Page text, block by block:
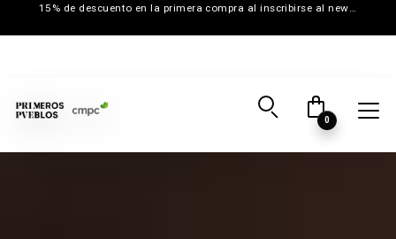
15% de descuento en la primera compra al inscribirse al newsletter
0